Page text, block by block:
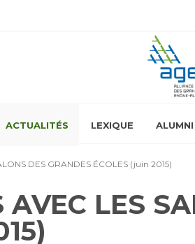
ACTUALITÉS LEXIQUE ALUMNI
DES GRANDES ÉCOLES (juin 2015)
LES